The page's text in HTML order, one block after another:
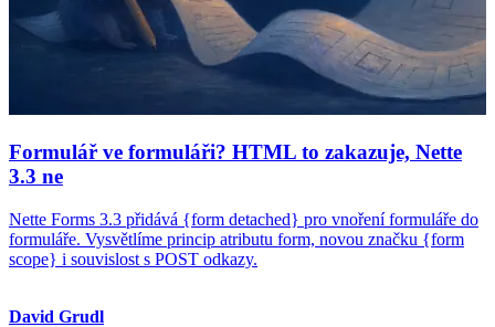
Formulář ve formuláři? HTML to zakazuje, Nette
3.3 ne
Nette Forms 3.3 přidává {form detached} pro vnoření formuláře do
formuláře. Vysvětlíme princip atributu form, novou značku {form
scope} i souvislost s POST odkazy.
David Grudl